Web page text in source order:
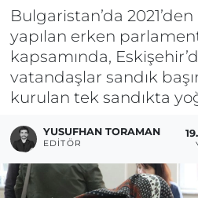
Bulgaristan’da
yapılan erken
kapsamında,
vatandaşlar sandık
kurulan tek sandıkta
YUSUFHAN TORAMAN
EDITÖR